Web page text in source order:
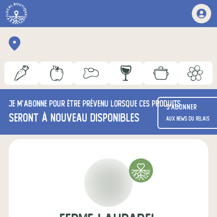
Je m'abonne pour être prévenu lorsque ces produits
seront à nouveau disponibles
S'abonner
aux news du relais